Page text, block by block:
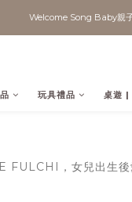
Welcome Song Baby親
玩具禮品 桌遊 |
，女兒出生